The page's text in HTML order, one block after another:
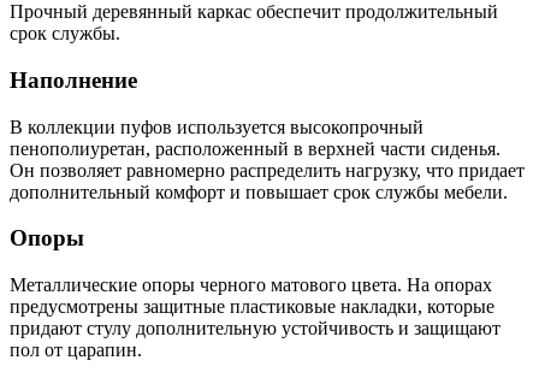
Прочный деревянный каркас обеспечит продолжительный
срок службы.
Наполнение
В коллекции пуфов используется высокопрочный
пенополиуретан, расположенный в верхней части сиденья.
Он позволяет равномерно распределить нагрузку, что придает
дополнительный комфорт и повышает срок службы мебели.
Опоры
Металлические опоры черного матового цвета. На опорах
предусмотрены защитные пластиковые накладки, которые
придают стулу дополнительную устойчивость и защищают
пол от царапин.